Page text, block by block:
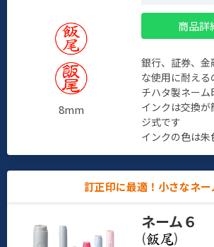
8mm
商品詳
銀行、証券、
な使用に耐え
チハタ製ネーム
インクは交換
ジ式です
インクの色は朱
訂正印に最適！小さなネー
ネーム６
(
)